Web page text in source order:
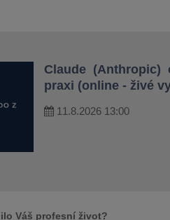
Claude
praxi (online - živé
11.8.2026 13:00
Váš profesní život?